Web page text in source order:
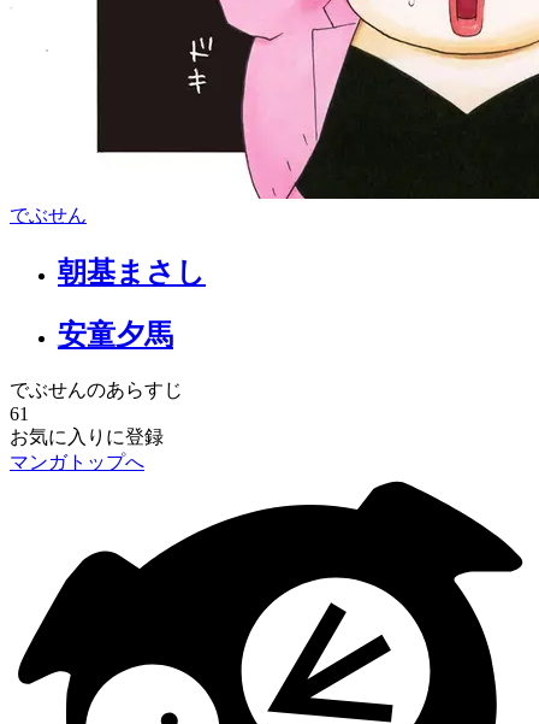
でぶせん
朝基まさし
安童夕馬
でぶせんのあらすじ
61
お気に入りに登録
マンガトップへ